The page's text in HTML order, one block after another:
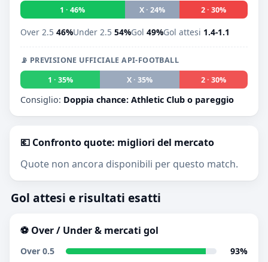
1 · 46% X · 24% 2 · 30%
Over 2.5 46%Under 2.5 54%Gol 49%Gol attesi 1.4-1.1
📡 PREVISIONE UFFICIALE API-FOOTBALL
1 · 35%
X · 35% 2 · 30%
Consiglio: Doppia chance: Athletic Club o pareggio
💶 Confronto quote: migliori del mercato
Quote non ancora disponibili per questo match.
Gol attesi e risultati esatti
⚽ Over / Under & mercati gol
Over 0.5
93%